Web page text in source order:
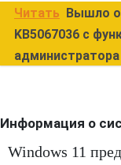
Читать Вышло
KB5067036 с
администратора
Информация о
Windows 11